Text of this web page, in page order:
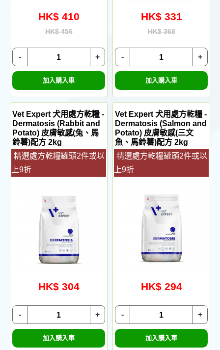
HK$ 410
HK$ 456
+
-
加入購入車
HK$ 331
HK$ 368
+
-
加入購入車
Vet Expert 犬用處方乾糧 -
Dermatosis (Rabbit and
Potato) 皮膚敏感(兔、馬
鈴薯)配方 2kg
精選處方乾糧罐頭2件或以
上9折
HK$ 304
+
-
加入購入車
Vet Expert 犬用處方乾糧 -
Dermatosis (Salmon and
Potato) 皮膚敏感(三文
魚、馬鈴薯)配方 2kg
精選處方乾糧罐頭2件或以
上9折
HK$ 294
+
-
加入購入車